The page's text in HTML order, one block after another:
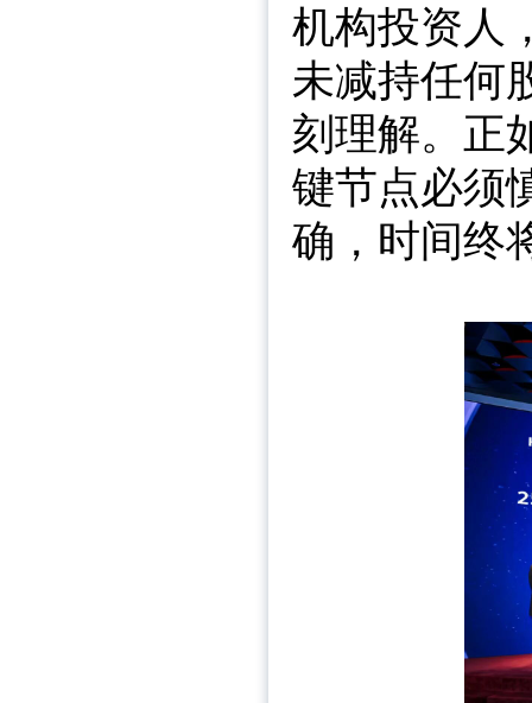
机构投资人
未减持任何
刻理解。正
键节点必须
确，时间终